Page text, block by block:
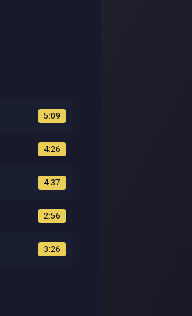
5:09
4:26
4:37
2:56
3:26